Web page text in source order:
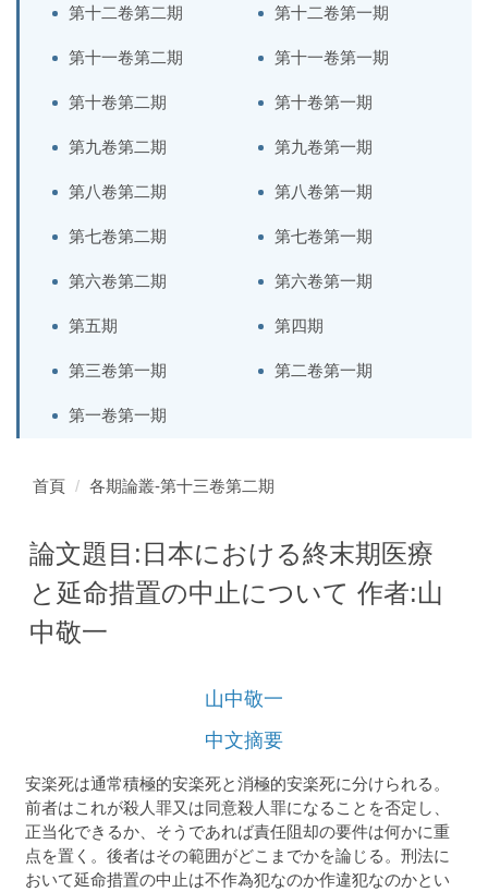
第十二卷第二期 第十二卷第一期
第十一卷第二期 第十一卷第一期
第十卷第二期 第十卷第一期
第九卷第二期 第九卷第一期
第八卷第二期 第八卷第一期
第七卷第二期 第七卷第一期
第六卷第二期 第六卷第一期
第五期 第四期
第三卷第一期 第二卷第一期
第一卷第一期
首頁 各期論叢-第十三卷第二期
論文題目:日本における終末期医療
と延命措置の中止について 作者:山
中敬一
山中敬一
中文摘要
安楽死は通常積極的安楽死と消極的安楽死に分けられる。
前者はこれが殺人罪又は同意殺人罪になることを否定し、
正当化できるか、そうであれば責任阻却の要件は何かに重
点を置く。後者はその範囲がどこまでかを論じる。刑法に
おいて延命措置の中止は不作為犯なのか作違犯なのかとい